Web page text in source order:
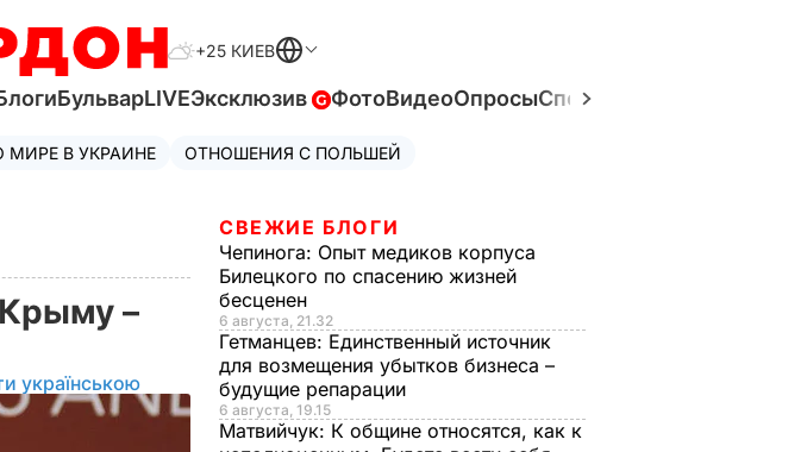
+25 КИЕВ
БульварLIVEЭксклюзив ФотоВидеоОпросыСпецпроекты
МИРЕ В УКРАИНЕ ОТНОШЕНИЯ С ПОЛЬШЕЙ
–
українською
СВЕЖИЕ БЛОГИ
Чепинога: Опыт медиков корпуса
Билецкого по спасению жизней
бесценен
6 августа, 21.32
Гетманцев: Единственный источник
для возмещения убытков бизнеса –
будущие репарации
6 августа, 19.15
Матвийчук: К общине относятся, как к